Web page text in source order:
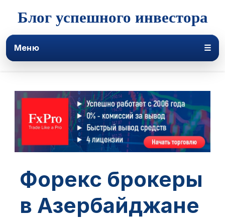
Блог успешного инвестора
Меню ☰
Форекс брокеры
в Азербайджане